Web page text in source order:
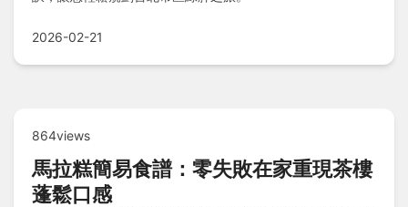
2026-02-21
864views
馬拉糕簡易食譜：零失敗在家重現茶樓
蓬鬆口感